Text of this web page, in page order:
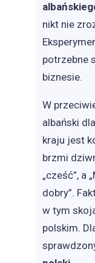
nikt nie
potrzebne
biznesie.
W
albański
kraju jest
brzmi
„cześć”, a
dobry”.
w tym
polskim.